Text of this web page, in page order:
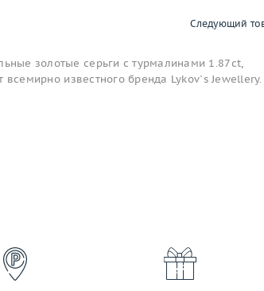
Следующий
золотые серьги с турмалинами 1.87ct,
известного бренда Lykov`s Jewellery.